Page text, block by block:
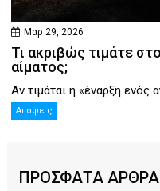
Μαρ 29, 2026
Τι ακριβώς τιμάτε
αίματος;
Αν τιμάται η «έναρξη ενός
Απόψεις
ΠΡΟΣΦΑΤΑ ΑΡΘΡΑ